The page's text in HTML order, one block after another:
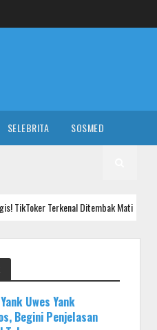
SELEBRITA SOSMED
Ditembak Mati saat Livestreaming
Uwes Yank
Begini Penjelasan